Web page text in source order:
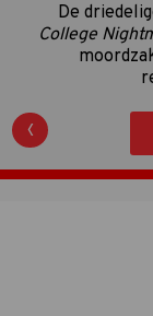
De
College